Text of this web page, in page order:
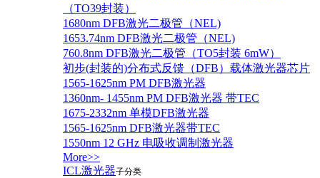
（TO39封装）
1680nm DFB激光二极管（NEL)
1653.74nm DFB激光二极管（NEL)
760.8nm DFB激光二极管（TO5封装 6mW）
初步(封装的)分布式反馈（DFB）载体激光器芯片
1565-1625nm PM DFB激光器
1360nm- 1455nm PM DFB激光器 带TEC
1675-2332nm 单模DFB激光器
1565-1625nm DFB激光器带TEC
1550nm 12 GHz 电吸收调制激光器
More>>
ICL激光器子分类